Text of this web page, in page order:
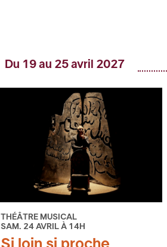
Du 19 au 25 avril 2027
THÉÂTRE MUSICAL
SAM. 24 AVRIL À 14H
Si loin si proche